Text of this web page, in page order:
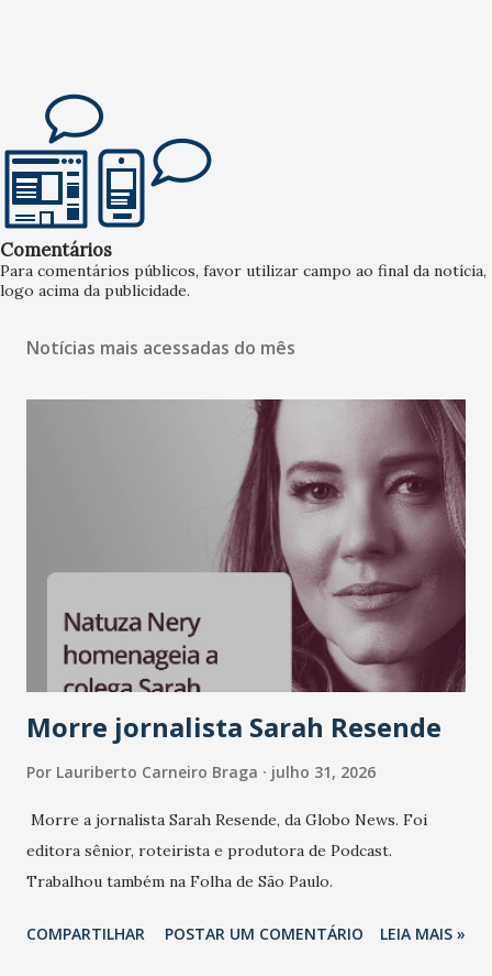
Comentários
Para comentários públicos, favor utilizar campo ao final da notícia,
logo acima da publicidade.
Notícias mais acessadas do mês
Morre jornalista Sarah Resende
Por Lauriberto Carneiro Braga julho 31, 2026
Morre a jornalista Sarah Resende, da Globo News. Foi
editora sênior, roteirista e produtora de Podcast.
Trabalhou também na Folha de São Paulo.
COMPARTILHAR POSTAR UM COMENTÁRIO LEIA MAIS »